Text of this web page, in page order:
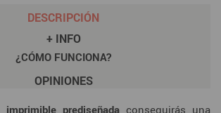
DESCRIPCIÓN
+ INFO
¿CÓMO FUNCIONA?
OPINIONES
imprimible prediseñadaconseguirás una